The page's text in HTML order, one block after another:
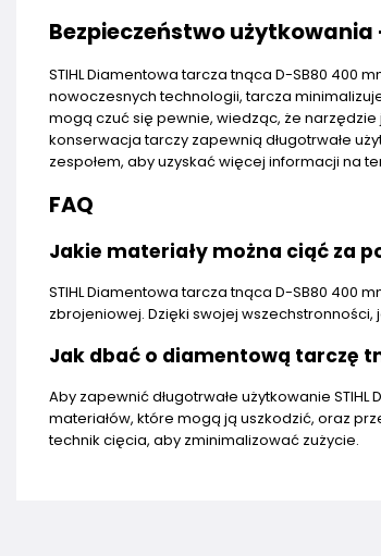
Bezpieczeństwo
STIHL Diamentowa tarcza tnąca D-SB80 400
nowoczesnych technologii, tarcza
mogą czuć się pewnie, wiedząc, że
konserwacja tarczy zapewnią długotrwałe
zespołem, aby uzyskać więcej informacji na
FAQ
Jakie materiały można ciąć za
STIHL Diamentowa tarcza tnąca D-SB80 400
zbrojeniowej. Dzięki swojej
Jak dbać o diamentową tarczę
Aby zapewnić długotrwałe użytkowanie
materiałów, które mogą ją uszkodzić, oraz
technik cięcia, aby zminimalizować zużycie.